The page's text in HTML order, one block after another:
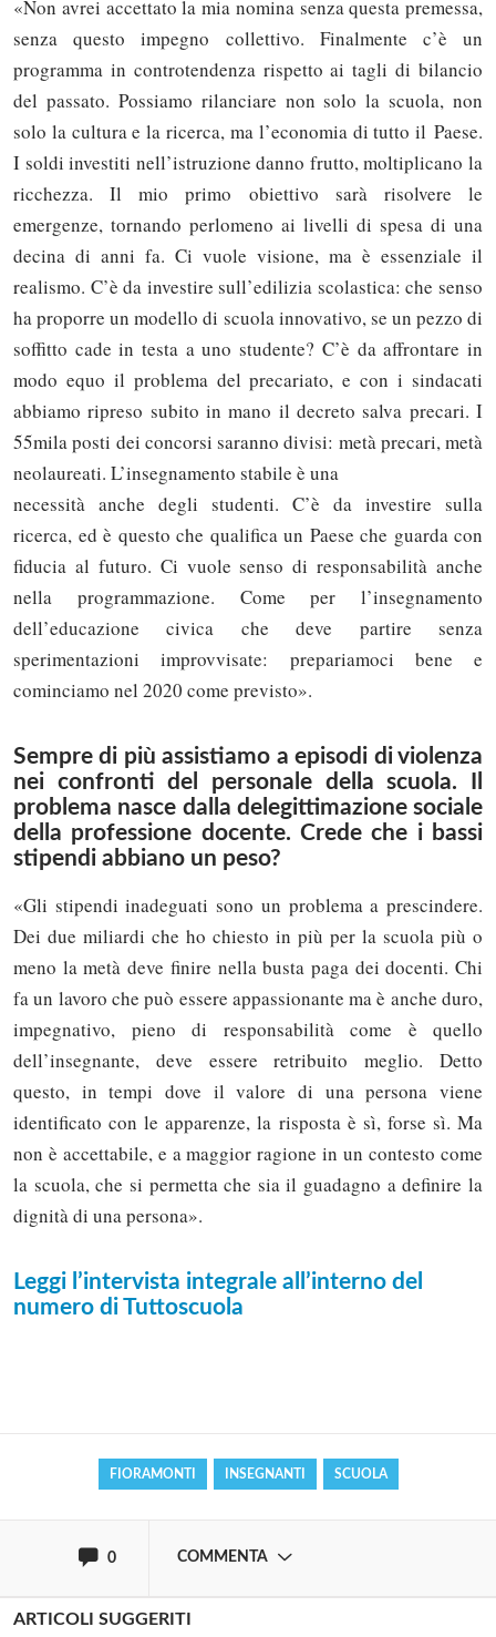
«Non avrei accettato la mia nomina senza questa premessa,
senza questo impegno collettivo. Finalmente c’è un
programma in controtendenza rispetto ai tagli di bilancio
del passato. Possiamo rilanciare non solo la scuola, non
solo la cultura e la ricerca, ma l’economia di tutto il Paese.
I soldi investiti nell’istruzione danno frutto, moltiplicano la
ricchezza. Il mio primo obiettivo sarà risolvere le
emergenze, tornando perlomeno ai livelli di spesa di una
decina di anni fa. Ci vuole visione, ma è essenziale il
realismo. C’è da investire sull’edilizia scolastica: che senso
ha proporre un modello di scuola innovativo, se un pezzo di
soffitto cade in testa a uno studente? C’è da affrontare in
modo equo il problema del precariato, e con i sindacati
abbiamo ripreso subito in mano il decreto salva precari. I
55mila posti dei concorsi saranno divisi: metà precari, metà
neolaureati. L’insegnamento stabile è una
necessità anche degli studenti. C’è da investire sulla
ricerca, ed è questo che qualifica un Paese che guarda con
fiducia al futuro. Ci vuole senso di responsabilità anche
nella programmazione. Come per l’insegnamento
dell’educazione civica che deve partire senza
sperimentazioni improvvisate: prepariamoci bene e
cominciamo nel 2020 come previsto».
Sempre di più assistiamo a episodi di violenza
nei confronti del personale della scuola. Il
problema nasce dalla delegittimazione sociale
della professione docente. Crede che i bassi
stipendi abbiano un peso?
«Gli stipendi inadeguati sono un problema a prescindere.
Dei due miliardi che ho chiesto in più per la scuola più o
meno la metà deve finire nella busta paga dei docenti. Chi
fa un lavoro che può essere appassionante ma è anche duro,
impegnativo, pieno di responsabilità come è quello
dell’insegnante, deve essere retribuito meglio. Detto
questo, in tempi dove il valore di una persona viene
identificato con le apparenze, la risposta è sì, forse sì. Ma
non è accettabile, e a maggior ragione in un contesto come
la scuola, che si permetta che sia il guadagno a definire la
dignità di una persona».
Leggi l’intervista integrale all’interno del
numero di Tuttoscuola
FIORAMONTI INSEGNANTI SCUOLA
0 COMMENTA
Solo gli utenti registrati possono
ARTICOLI SUGGERITI